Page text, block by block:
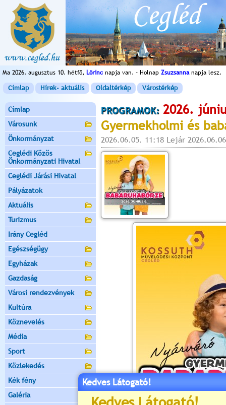
Ma 2026. augusztus 10. hétfő, Lörinc napja van. - Holnap Zsuzsannanapja lesz.
Címlap Hírek- aktuális Oldaltérkép Várostérkép
Címlap
Városunk
Önkormányzat
Ceglédi Közös
Önkormányzati Hivatal
Ceglédi Járási Hivatal
Pályázatok
Aktuális
Turizmus
Irány Cegléd
Egészségügy
Egyházak
Gazdaság
Városi rendezvények
Kultúra
Köznevelés
Média
Sport
Közlekedés
Kék fény
Galéria
PROGRAMOK: 2026.
Gyermekholmi és
2026.06.05. 11:18 Lejár
Kedves Látogató!